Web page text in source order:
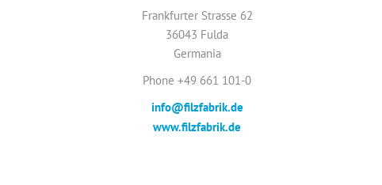
Frankfurter Strasse 62
36043 Fulda
Germania
Phone +49 661 101-0
info@filzfabrik.de
www.filzfabrik.de